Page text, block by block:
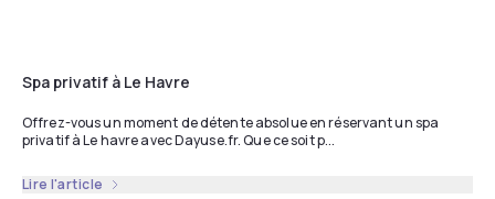
Spa privatif à Le Havre
Offrez-vous un moment de détente absolue en réservant un spa
privatif à Le havre avec Dayuse.fr. Que ce soit p...
Lire l'article